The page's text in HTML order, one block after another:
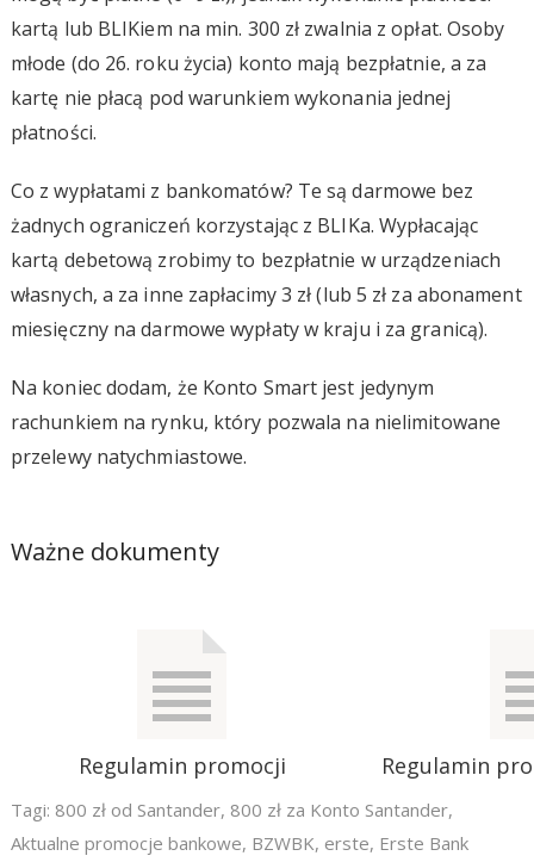
kartą lub BLIKiem na min. 300 zł zwalnia z opłat. Osoby
młode (do 26. roku życia) konto mają bezpłatnie, a za
kartę nie płacą pod warunkiem wykonania jednej
płatności.
Co z wypłatami z bankomatów? Te są darmowe bez
żadnych ograniczeń korzystając z BLIKa. Wypłacając
kartą debetową zrobimy to bezpłatnie w urządzeniach
własnych, a za inne zapłacimy 3 zł (lub 5 zł za abonament
miesięczny na darmowe wypłaty w kraju i za granicą).
Na koniec dodam, że Konto Smart jest jedynym
rachunkiem na rynku, który pozwala na nielimitowane
przelewy natychmiastowe.
Ważne dokumenty
Regulamin promocji Regulamin
Tagi: 800 zł od Santander, 800 zł za Konto Santander,
Aktualne promocje bankowe, BZWBK, erste, Erste Bank